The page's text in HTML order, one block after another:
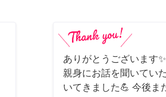
ありがとうございます
親身にお話を聞いてい
いてきました💪 今後ま